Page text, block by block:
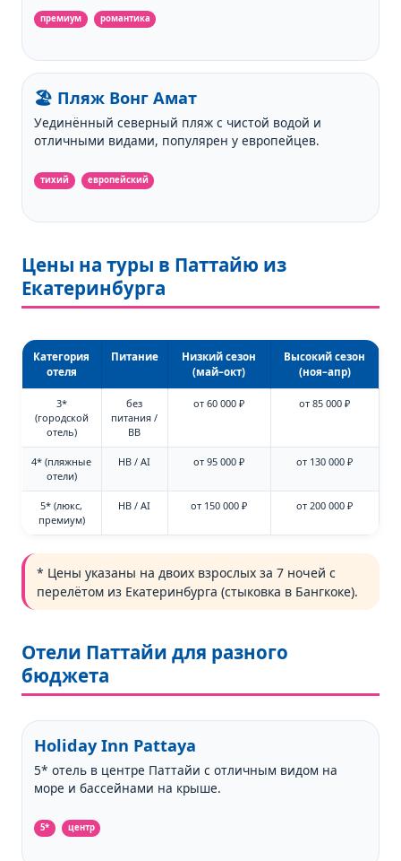
премиум романтика
🏖️ Пляж Вонг Амат
Уединённый северный пляж с чистой водой и
отличными видами, популярен у европейцев.
тихий европейский
Цены на туры в Паттайю из
Екатеринбурга
Категория
отеля
Питание
Низкий сезон
(май–окт)
Высокий сезон
(ноя–апр)
3*
(городской
отель)
без
питания /
BB
от 60 000 ₽ от 85 000 ₽
4* (пляжные
отели)
HB / AI от 95 000 ₽ от 130 000 ₽
5* (люкс,
премиум)
HB / AI от 150 000 ₽ от 200 000 ₽
* Цены указаны на двоих взрослых за 7 ночей с
перелётом из Екатеринбурга (стыковка в Бангкоке).
Отели Паттайи для разного
бюджета
Holiday Inn Pattaya
5* отель в центре Паттайи с отличным видом на
море и бассейнами на крыше.
5* центр